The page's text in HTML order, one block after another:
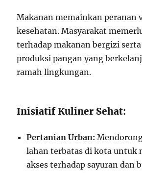
Makanan memainkan peranan
kesehatan. Masyarakat
terhadap makanan bergizi
produksi pangan yang
ramah lingkungan.
Inisiatif Kuliner Sehat:
Pertanian Urban:
lahan terbatas di kota untuk
akses terhadap sayuran dan